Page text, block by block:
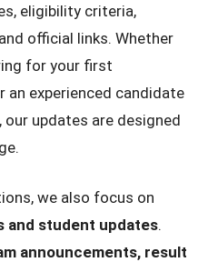
eligibility criteria,
official links. Whether
for your first
an experienced candidate
updates are designed
we also focus on
and student updates.
announcements, result